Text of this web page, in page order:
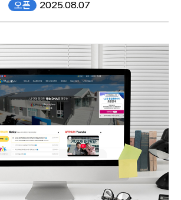
responsive web
오픈
2025.08.07